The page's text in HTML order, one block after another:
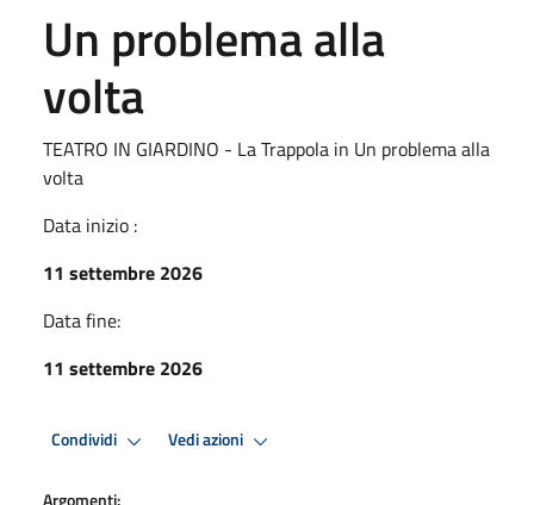
Un problema alla
volta
TEATRO IN GIARDINO - La Trappola in Un problema alla
volta
Data inizio :
11 settembre 2026
Data fine:
11 settembre 2026
Condividi Vedi azioni
Argomenti: